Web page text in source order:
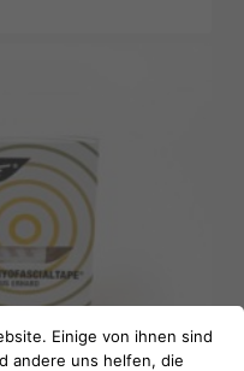
Produkte im
Einige von ihnen sind
andere uns helfen, die